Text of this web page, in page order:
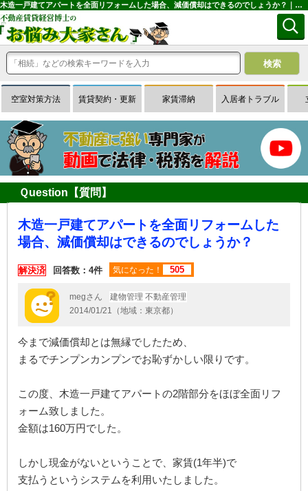
木造一戸建てアパートを全面リフォームした場合、減価償却はできるのでしょうか？｜専門家に無料相談できる賃貸経営Ｑ＆Ａサイトはお悩み大家さん
空室対策方法 賃貸契約・更新 家賃滞納 入居者トラブル
Ｑuestion【質問】
木造一戸建てアパートを全面リフォームした
場合、減価償却はできるのでしょうか？
解決済 回答数：4件 気になった！ 505
megさん
建物管理 不動産管理
2014/01/21（地域：東京都）
今まで減価償却とは無縁でしたため、
まるでチンプンカンプンでお恥ずかしい限りです。
この度、木造一戸建てアパートの2階部分をほぼ全面リフ
ォーム致しました。
金額は160万円でした。
しかし現金がないということで、家賃(1年半)で
支払うというシステムを利用いたしました。